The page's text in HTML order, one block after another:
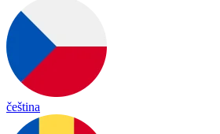
čeština